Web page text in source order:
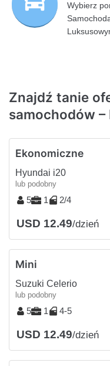
Wybierz
Znajdź tanie
samochodów
Ekonomiczne
Hyundai i20
lub podobny
5 1 2/4
USD 12.49/dzień
Mini
Suzuki Celerio
lub podobny
5 1 4-5
USD 12.49/dzień